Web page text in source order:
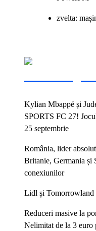
zvelta:
Kylian Mbappé și
SPORTS FC 27!
25 septembrie
România, lider
Britanie, Germania și
conexiunilor
Lidl și Tomorrowland
Reduceri masive la
Nelimitat de la 3 euro